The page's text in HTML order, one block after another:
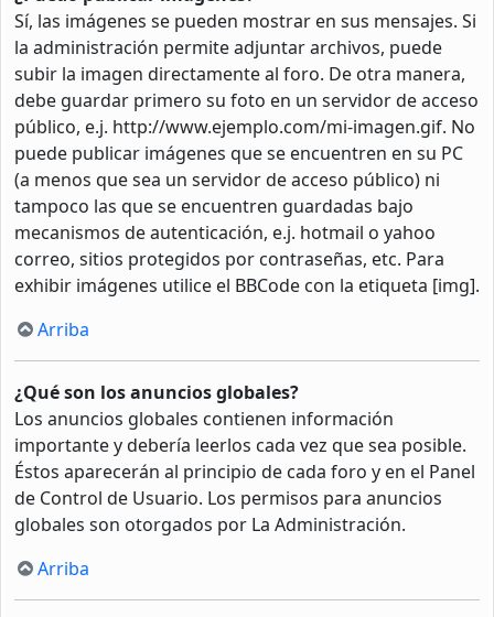
Sí, las imágenes se pueden mostrar en sus mensajes. Si
la administración permite adjuntar archivos, puede
subir la imagen directamente al foro. De otra manera,
debe guardar primero su foto en un servidor de acceso
público, e.j. http://www.ejemplo.com/mi-imagen.gif. No
puede publicar imágenes que se encuentren en su PC
(a menos que sea un servidor de acceso público) ni
tampoco las que se encuentren guardadas bajo
mecanismos de autenticación, e.j. hotmail o yahoo
correo, sitios protegidos por contraseñas, etc. Para
exhibir imágenes utilice el BBCode con la etiqueta [img].
Arriba
¿Qué son los anuncios globales?
Los anuncios globales contienen información
importante y debería leerlos cada vez que sea posible.
Éstos aparecerán al principio de cada foro y en el Panel
de Control de Usuario. Los permisos para anuncios
globales son otorgados por La Administración.
Arriba